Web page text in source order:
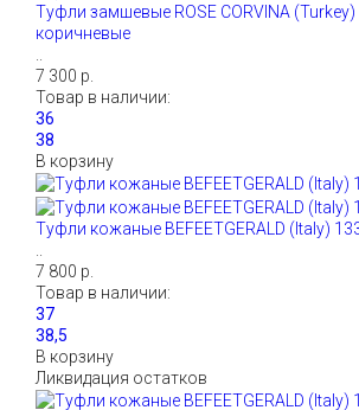
Туфли замшевые ROSE CORVINA
коричневые
7 300 р.
Товар в наличии:
В корзину
Туфли кожаные BEFEETGERALD (Italy)
7 800 р.
Товар в наличии:
В корзину
Ликвидация остатков